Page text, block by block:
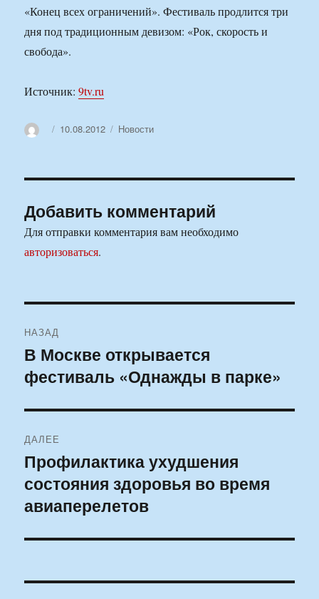
«Конец всех ограничений». Фестиваль продлится три
дня под традиционным девизом: «Рок, скорость и
свобода».
Источник:9tv.ru
АвторОпубликовано
10.08.2012 Рубрики
Новости
Добавить комментарий
Для отправки комментария вам необходимо
авторизоваться.
по
записям
НАЗАД
Предыдущая
запись:
В Москве открывается
фестиваль «Однажды в парке»
ДАЛЕЕ
Следующая
запись:
Профилактика ухудшения
состояния здоровья во время
авиаперелетов